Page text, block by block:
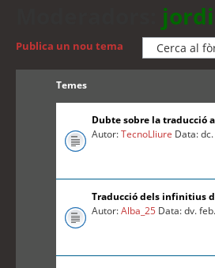
Publica un nou tema
Temes
Dubte sobre la traducció
Autor:TecnoLliure Data:
Traducció dels infinitius
Autor:Alba_25 Data: dv.